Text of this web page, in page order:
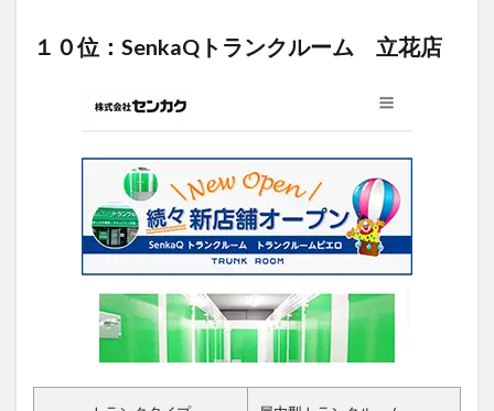
１０位：SenkaQトランクルーム 立花店